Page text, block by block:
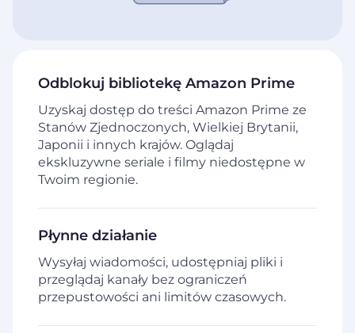
Odblokuj bibliotekę Amazon Prime
Uzyskaj dostęp do treści Amazon Prime ze
Stanów Zjednoczonych, Wielkiej Brytanii,
Japonii i innych krajów. Oglądaj
ekskluzywne seriale i filmy niedostępne w
Twoim regionie.
Płynne działanie
Wysyłaj wiadomości, udostępniaj pliki i
przeglądaj kanały bez ograniczeń
przepustowości ani limitów czasowych.